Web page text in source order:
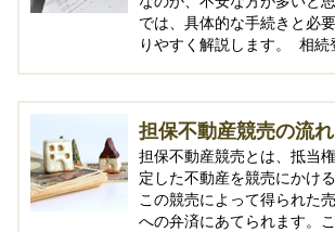
では、具体的な手続きと必
りやすく解説します。 相
担保不動産競売の流れ
担保不動産競売とは、抵当
定した不動産を競売にかけ
この競売によって得られた
への弁済にあてられます。